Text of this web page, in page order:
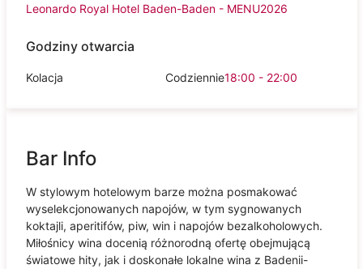
Leonardo Royal Hotel Baden-Baden - MENU2026
Godziny otwarcia
Kolacja Codziennie18:00 - 22:00
Bar Info
W stylowym hotelowym barze można posmakować
wyselekcjonowanych napojów, w tym sygnowanych
koktajli, aperitifów, piw, win i napojów bezalkoholowych.
Miłośnicy wina docenią różnorodną ofertę obejmującą
światowe hity, jak i doskonałe lokalne wina z Badenii-